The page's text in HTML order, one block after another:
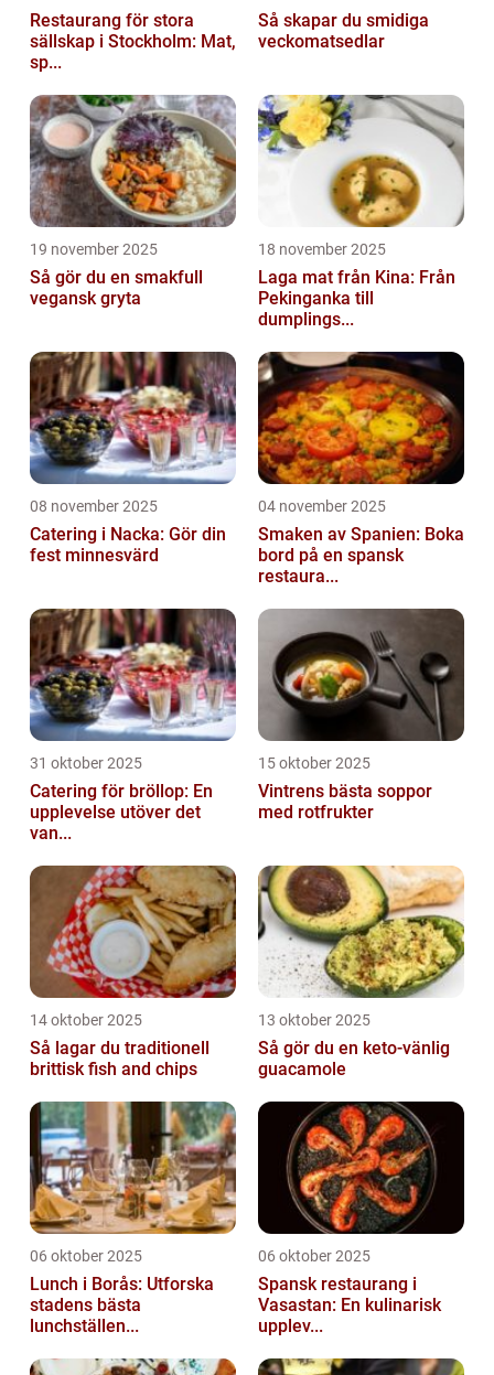
Restaurang för stora
sällskap i Stockholm: Mat,
sp...
Så skapar du smidiga
veckomatsedlar
19 november 2025
Så gör du en smakfull
vegansk gryta
18 november 2025
Laga mat från Kina: Från
Pekinganka till
dumplings...
08 november 2025
Catering i Nacka: Gör din
fest minnesvärd
04 november 2025
Smaken av Spanien: Boka
bord på en spansk
restaura...
31 oktober 2025
Catering för bröllop: En
upplevelse utöver det
van...
15 oktober 2025
Vintrens bästa soppor
med rotfrukter
14 oktober 2025
Så lagar du traditionell
brittisk fish and chips
13 oktober 2025
Så gör du en keto-vänlig
guacamole
06 oktober 2025
Lunch i Borås: Utforska
stadens bästa
lunchställen...
06 oktober 2025
Spansk restaurang i
Vasastan: En kulinarisk
upplev...